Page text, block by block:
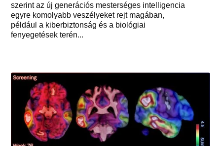
szerint az új generációs mesterséges intelligencia
egyre komolyabb veszélyeket rejt magában,
például a kiberbiztonság és a biológiai
fenyegetések terén...